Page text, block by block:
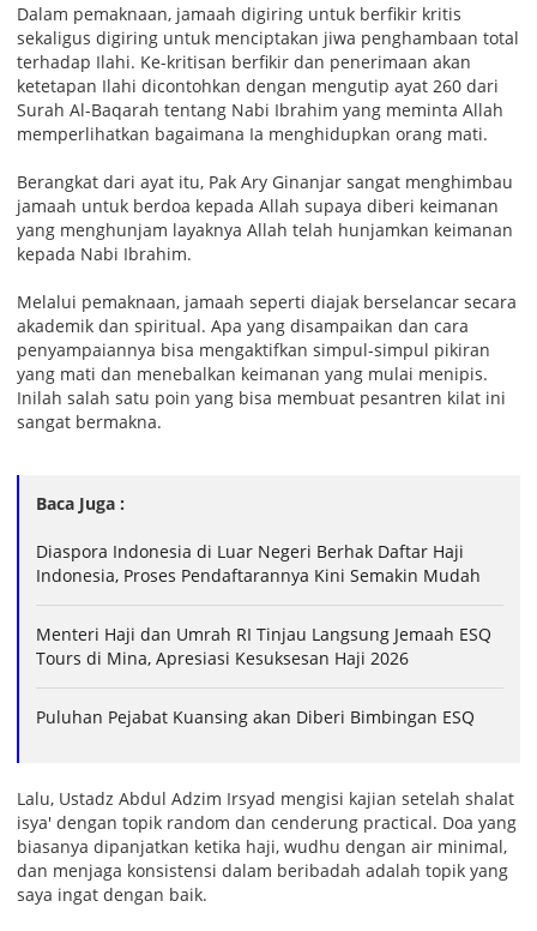
Dalam pemaknaan, jamaah digiring untuk berfikir kritis
sekaligus digiring untuk menciptakan jiwa penghambaan total
terhadap Ilahi. Ke-kritisan berfikir dan penerimaan akan
ketetapan Ilahi dicontohkan dengan mengutip ayat 260 dari
Surah Al-Baqarah tentang Nabi Ibrahim yang meminta Allah
memperlihatkan bagaimana Ia menghidupkan orang mati.
Berangkat dari ayat itu, Pak Ary Ginanjar sangat menghimbau
jamaah untuk berdoa kepada Allah supaya diberi keimanan
yang menghunjam layaknya Allah telah hunjamkan keimanan
kepada Nabi Ibrahim.
Melalui pemaknaan, jamaah seperti diajak berselancar secara
akademik dan spiritual. Apa yang disampaikan dan cara
penyampaiannya bisa mengaktifkan simpul-simpul pikiran
yang mati dan menebalkan keimanan yang mulai menipis.
Inilah salah satu poin yang bisa membuat pesantren kilat ini
sangat bermakna.
Baca Juga :
Diaspora Indonesia di Luar Negeri Berhak Daftar Haji
Indonesia, Proses Pendaftarannya Kini Semakin Mudah
Menteri Haji dan Umrah RI Tinjau Langsung Jemaah ESQ
Tours di Mina, Apresiasi Kesuksesan Haji 2026
Puluhan Pejabat Kuansing akan Diberi Bimbingan ESQ
Lalu, Ustadz Abdul Adzim Irsyad mengisi kajian setelah shalat
isya' dengan topik random dan cenderung practical. Doa yang
biasanya dipanjatkan ketika haji, wudhu dengan air minimal,
dan menjaga konsistensi dalam beribadah adalah topik yang
saya ingat dengan baik.